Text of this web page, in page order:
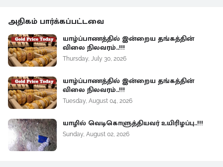
அதிகம் பார்க்கப்பட்டவை
யாழ்ப்பாணத்தில் இன்றைய தங்கத்தின்
விலை நிலவரம்..!!!
Thursday, July 30, 2026
யாழ்ப்பாணத்தில் இன்றைய தங்கத்தின்
விலை நிலவரம்..!!!
Tuesday, August 04, 2026
யாழில் வெடிகொளுத்தியவர் உயிரிழப்பு..!!!
Sunday, August 02, 2026